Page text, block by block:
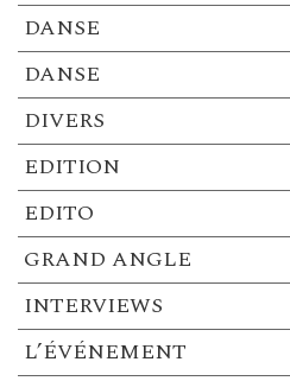
DANSE
DANSE
DIVERS
EDITION
EDITO
GRAND ANGLE
INTERVIEWS
L’ÉVÉNEMENT